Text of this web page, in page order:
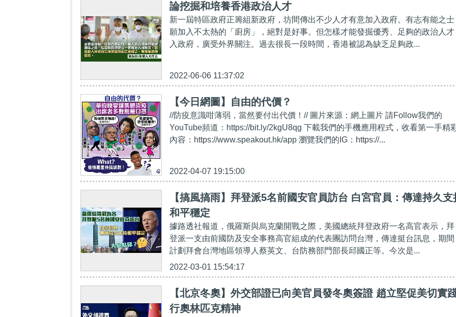
論挖掘和培養香港政治人才
新一屆特區政府正籌組新政府，坊間傳出不少人才有意加入政府。有志有能之士
願加入不太熱的「廚房」，絕對是好事。但怎樣才能發掘優秀、足夠的政治人才
入政府，廣受外界關注。過去很長一段時間，香港被認為缺乏足夠政...
2022-06-06 11:37:02
【今日網圖】自由的代價？
//防疫意識咁薄弱，當然要付出代價！// 圖片來源：網上圖片 請Follow我們的
YouTube頻道：https://bit.ly/2kgU8qg 下載我們的手機應用程式，收看第一手精
內容：https://www.speakout.hk/app 瀏覽我們的IG：https://...
2022-04-07 19:15:00
【搞風搞雨】拜登派5名前國安官員訪台 白宮官員：傳達持久支
和平穩定
據路透社報道，俄羅斯與烏克蘭開戰之際，美國總統拜登政府一名高官表示，拜
登派一支由前國防及安全事務高官組成的代表團訪問台灣，傳達挺台訊息，期間
計劃拜會台灣地區領導人蔡英文、台防務部門部長邱國正等。今次是...
2022-03-01 15:54:17
【北京冬奧】外交部證已向美官員發冬奧簽證 趙立堅促美切實
行奧林匹克精神